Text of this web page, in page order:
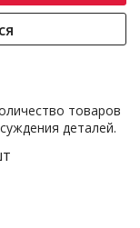
товаров
деталей.